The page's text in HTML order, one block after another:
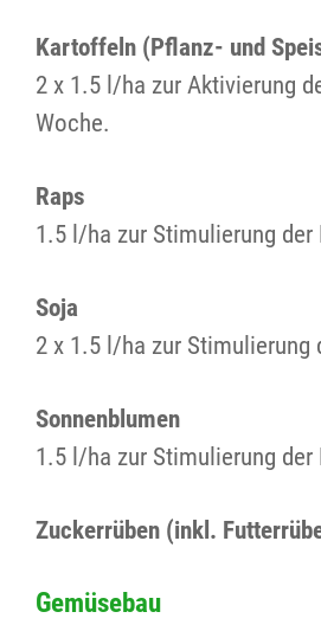
Kartoffeln (Pflanz- und
2 x 1.5 l/ha zur Aktivierung
Woche.
Raps
1.5 l/ha zur Stimulierung der
Soja
2 x 1.5 l/ha zur Stimulierung
Sonnenblumen
1.5 l/ha zur Stimulierung der
Zuckerrüben (inkl.
Gemüsebau